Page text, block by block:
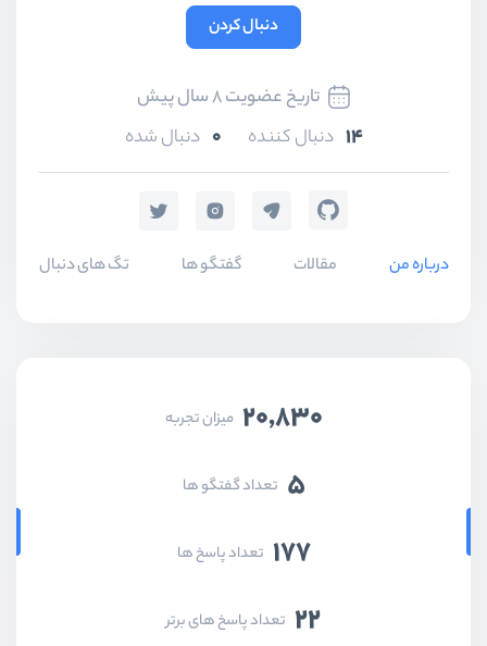
دنبال کردن
14 دنبال کننده 0 دنبال شده
تاریخ عضویت 8 سال پیش
درباره من مقالات گفتگو ها تگ های دنبال شده
20,830 میزان تجربه
5 تعداد گفتگو ها
177 تعداد پاسخ ها
22 تعداد پاسخ های برتر